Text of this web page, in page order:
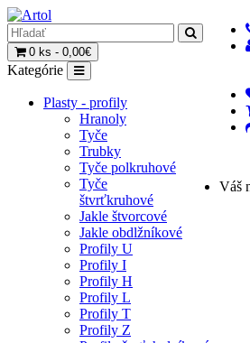
0 ks - 0,00€
Váš
Kategórie
Plasty - profily
Hranoly
Tyče
Trubky
Tyče polkruhové
Tyče
štvrťkruhové
Jakle štvorcové
Jakle obdlžníkové
Profily U
Profily I
Profily H
Profily L
Profily T
Profily Z